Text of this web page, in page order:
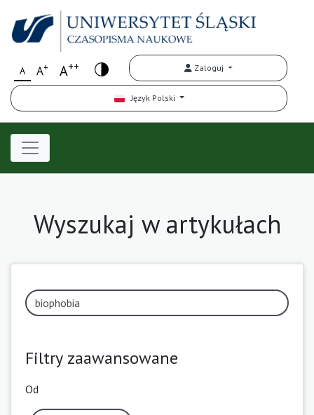
A A+ A++ Zaloguj
Język Polski
Wyszukaj w artykułach
Filtry zaawansowane
Od